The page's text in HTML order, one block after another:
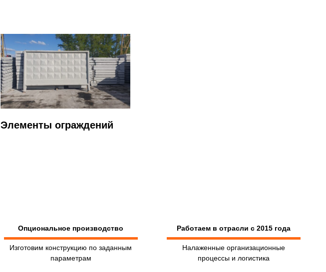
Элементы ограждений
Изготовим конструкцию по заданным
параметрам
Опциональное производство
Налаженные организационные
процессы и логистика
Работаем в отрасли с 2015 года